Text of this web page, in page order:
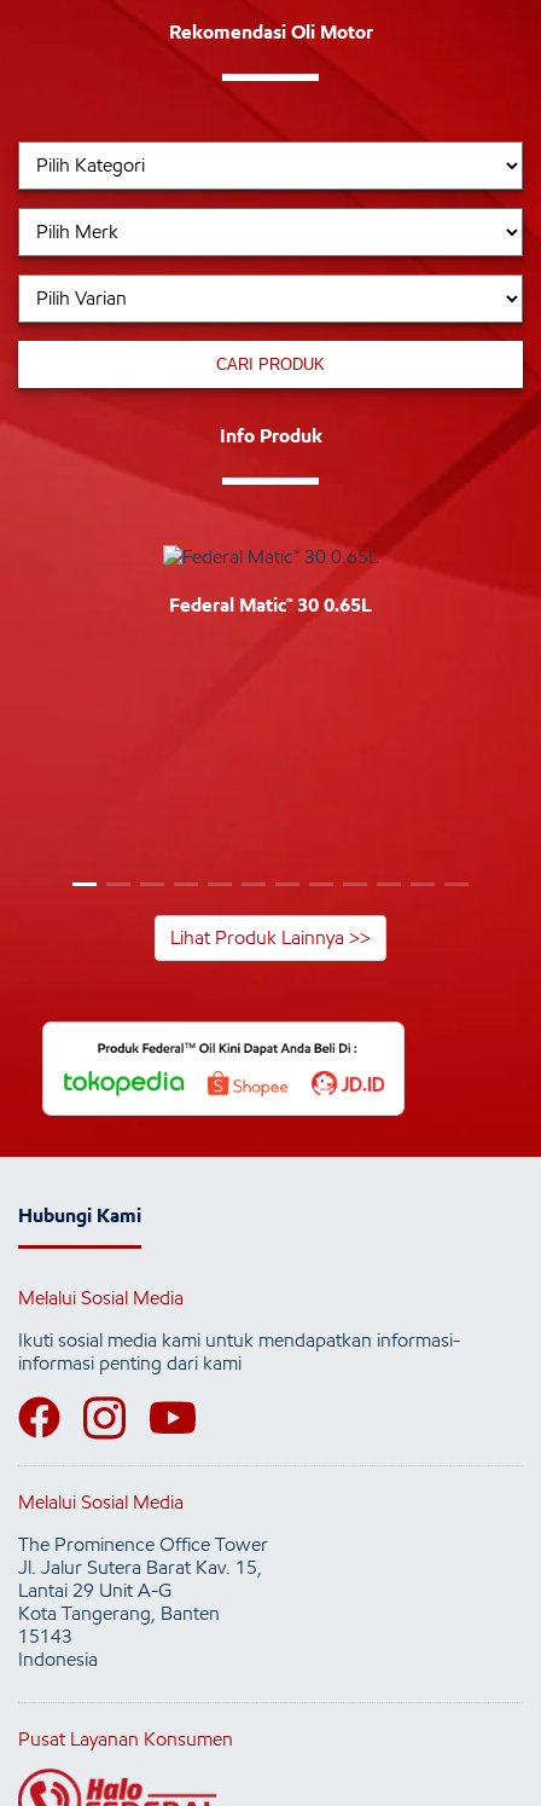
Rekomendasi Oli Motor
CARI PRODUK
Info Produk
Federal Matic™ 30 0.65L
Lihat Produk Lainnya >>
Hubungi Kami
Melalui Sosial Media
Ikuti sosial media kami untuk mendapatkan informasi-
informasi penting dari kami
Melalui Sosial Media
The Prominence Office Tower
Jl. Jalur Sutera Barat Kav. 15,
Lantai 29 Unit A-G
Kota Tangerang, Banten
15143
Indonesia
Pusat Layanan Konsumen